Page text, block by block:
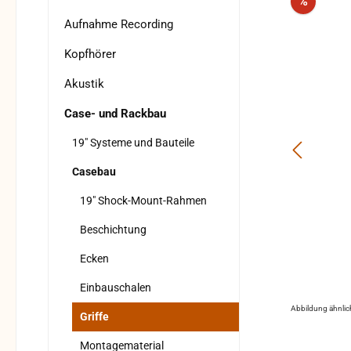
Aufnahme Recording
Kopfhörer
Akustik
Case- und Rackbau
19" Systeme und Bauteile
Casebau
19" Shock-Mount-Rahmen
Beschichtung
Ecken
Einbauschalen
Griffe
Montagematerial
Abbildung